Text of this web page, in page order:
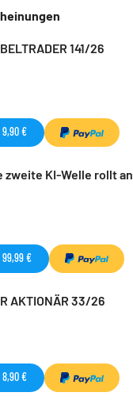
141/26
9,90 €
zweite KI-Welle rollt an
99,99 €
AKTIONÄR 33/26
8,90 €